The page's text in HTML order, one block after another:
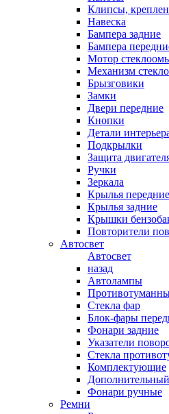
Клипсы,
Навеска
Бампера задние
Бампера
Мотор
Механизм
Брызговики
Замки
Двери передние
Кнопки
Детали
Подкрылки
Защита
Ручки
Зеркала
Крылья передние
Крылья задние
Крышки
Повторители
Автосвет
Автосвет
назад
Автолампы
Стекла фар
Блок-фары
Фонари задние
Указатели
Стекла
Комплектующие
Фонари ручные
Ремни